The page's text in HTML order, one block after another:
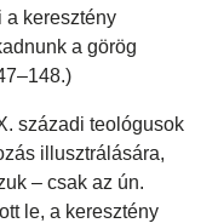
a keresztény
a görög
századi teológusok
illusztrálására,
– csak az ún.
le, a keresztény